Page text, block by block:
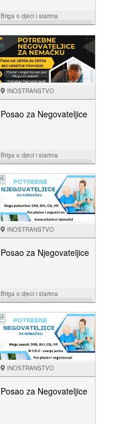
Briga o djeci i starima
NUDIM
INOSTRANSTVO
Posao za Negovateljice
Briga o djeci i starima
NUDIM
INOSTRANSTVO
Posao za Njegovateljice
Briga o djeci i starima
NUDIM
INOSTRANSTVO
Posao za Negovateljice